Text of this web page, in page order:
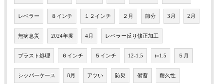
レベラー ８インチ １２インチ ２月 節分 3月 2月
無病息災 2024年度 4月 レベラー反り修正加工
ブラスト処理 ６インチ ５インチ 12-1.5 t=1.5 ５月
シッパーケース 8月 アツい 防災 備蓄 耐久性